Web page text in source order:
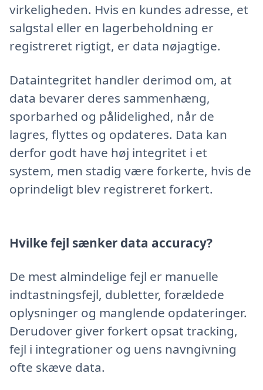
virkeligheden. Hvis en kundes adresse, et
salgstal eller en lagerbeholdning er
registreret rigtigt, er data nøjagtige.
Dataintegritet handler derimod om, at
data bevarer deres sammenhæng,
sporbarhed og pålidelighed, når de
lagres, flyttes og opdateres. Data kan
derfor godt have høj integritet i et
system, men stadig være forkerte, hvis de
oprindeligt blev registreret forkert.
Hvilke fejl sænker data accuracy?
De mest almindelige fejl er manuelle
indtastningsfejl, dubletter, forældede
oplysninger og manglende opdateringer.
Derudover giver forkert opsat tracking,
fejl i integrationer og uens navngivning
ofte skæve data.